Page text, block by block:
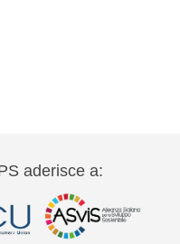
aderisce a: